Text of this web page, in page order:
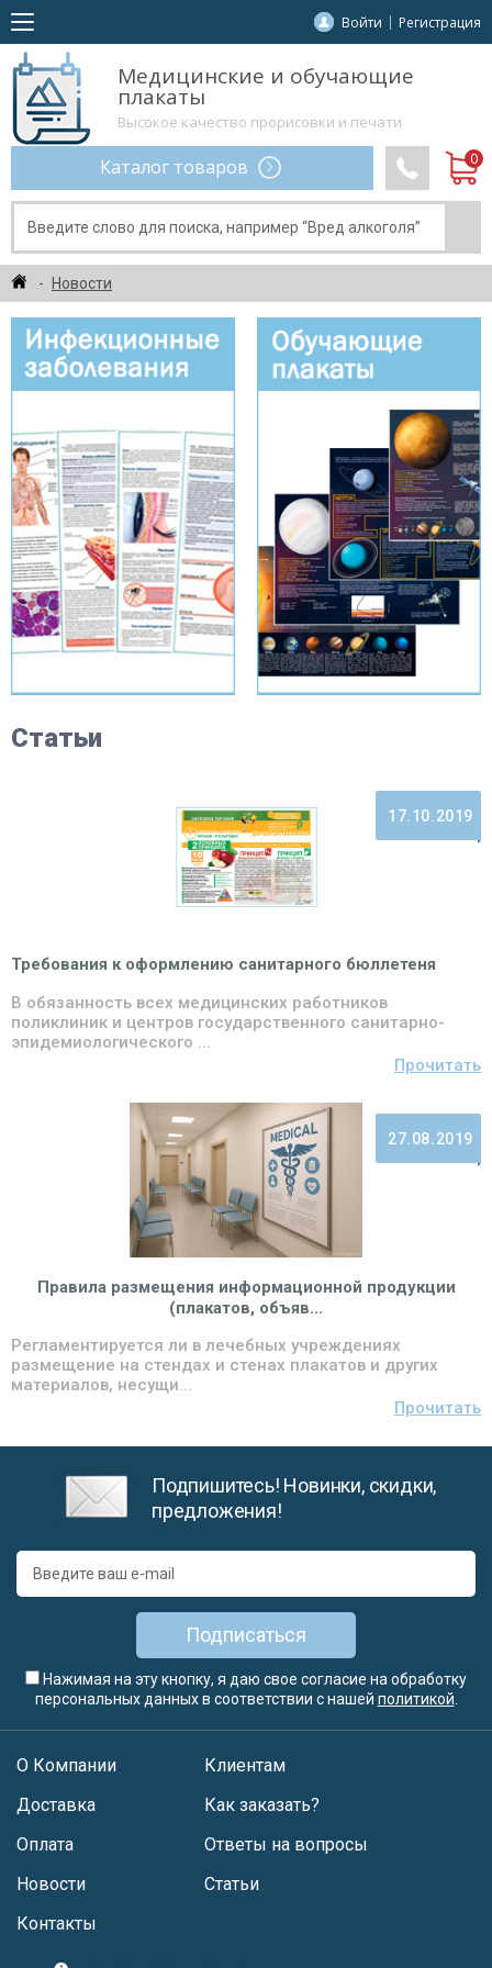
Войти Регистрация
Медицинские и обучающие
плакаты
Высокое качество прорисовки и печати
Каталог товаров
Новости
Статьи
17.10.2019
Требования к оформлению санитарного бюллетеня
В обязанность всех медицинских работников
поликлиник и центров государственного санитарно-
эпидемиологического ...
Прочитать
27.08.2019
Правила размещения информационной продукции
(плакатов, объяв...
Регламентируется ли в лечебных учреждениях
размещение на стендах и стенах плакатов и других
материалов, несущи...
Прочитать
Подпишитесь! Новинки, скидки,
предложения!
Подписаться
Нажимая на эту кнопку, я даю свое согласие на обработку
персональных данных в соответствии с нашей политикой
О Компании
Доставка
Оплата
Новости
Клиентам
Как заказать?
Ответы на вопросы
Статьи
Контакты